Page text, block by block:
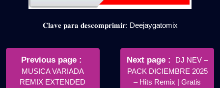
𝐂𝐥𝐚𝐯𝐞 𝐩𝐚𝐫𝐚 𝐝𝐞𝐬𝐜𝐨𝐦𝐩𝐫𝐢𝐦𝐢𝐫: Deejaygatomix
Navegación
entradas
Previous page
MUSICA VARIADA
REMIX EXTENDED
Next page
Newer
Posts
DJ NEV –
PACK DICIEMBRE 2025
– Hits Remix | Gratis